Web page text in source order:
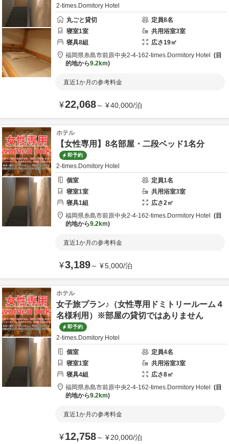
2-times.Domitory Hotel
丸ごと貸切
定員8名
寝室1室 共用浴室3室
寝具8組 広さ19㎡
福岡県糸島市前原中央2-4-162-times.Dormitory Hotel
目
的地から9.2km
直近1か月の参考料金
¥22,068～ ¥40,000/泊
ホテル
【女性専用】8名部屋・二段ベッド1名分
即予約
2-times.Domitory Hotel
個室
定員1名
寝室1室 共用浴室3室
寝具1組 広さ2㎡
福岡県糸島市前原中央2-4-162-times.Dormitory Hotel
目
的地から9.2km
直近1か月の参考料金
¥3,189～ ¥5,000/泊
ホテル
女子旅プラン♪（女性専用ドミトリールーム４
名様利用）※部屋の貸切ではありません
即予約
2-times.Domitory Hotel
個室
定員4名
寝室1室 共用浴室3室
寝具4組 広さ8㎡
福岡県糸島市前原中央2-4-162-times.Dormitory Hotel
目
的地から9.2km
直近1か月の参考料金
¥12,758～ ¥20,000/泊